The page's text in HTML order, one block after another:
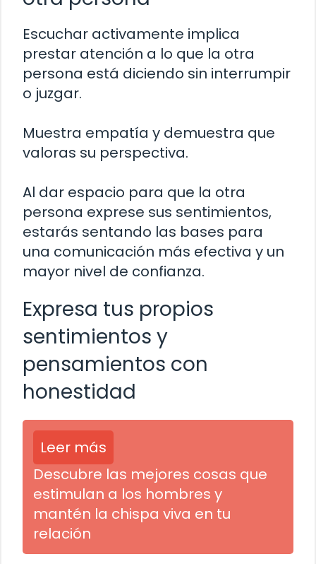
Escuchar activamente implica
prestar atención a lo que la otra
persona está diciendo sin interrumpir
o juzgar.
Muestra empatía y demuestra que
valoras su perspectiva.
Al dar espacio para que la otra
persona exprese sus sentimientos,
estarás sentando las bases para
una comunicación más efectiva y un
mayor nivel de confianza.
Expresa tus propios
sentimientos y
pensamientos con
honestidad
Leer más
Descubre las mejores cosas que
estimulan a los hombres y
mantén la chispa viva en tu
relación